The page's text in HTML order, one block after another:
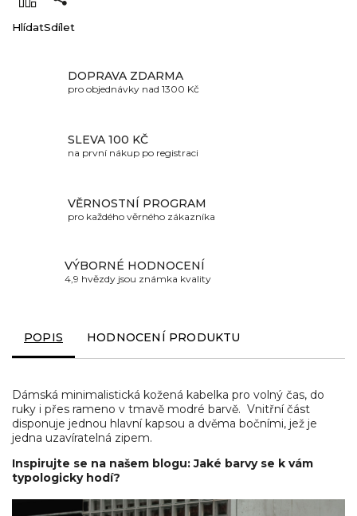
HlídatSdílet
DOPRAVA ZDARMA
pro objednávky nad 1300 Kč
SLEVA 100 KČ
na první nákup po registraci
VĚRNOSTNÍ PROGRAM
pro každého věrného zákazníka
VÝBORNÉ HODNOCENÍ
4,9 hvězdy jsou známka kvality
POPIS HODNOCENÍ PRODUKTU
Dámská minimalistická kožená kabelka pro volný čas, do
ruky i přes rameno v tmavě modré barvě. Vnitřní část
disponuje jednou hlavní kapsou a dvěma bočními, jež je
jedna uzavíratelná zipem.
Inspirujte se na našem blogu: Jaké barvy se k vám
typologicky hodí?